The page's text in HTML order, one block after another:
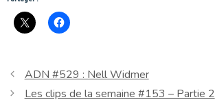
ADN #529 : Nell Widmer
Les clips de la semaine #153 – Partie 2